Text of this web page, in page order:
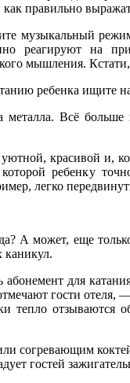
как пра­вильно
музы­кальный
реагируют на
мышления.
ребенка ищите
Всё
уютной, красивой
ребенку
легко
А может, еще
каникул.
для
гости
тепло отзываются
согревающим
го­стей